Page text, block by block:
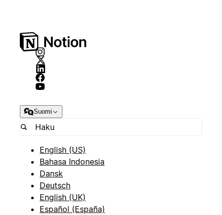
Suomi
English (US)
Bahasa Indonesia
Dansk
Deutsch
English (UK)
Español (España)